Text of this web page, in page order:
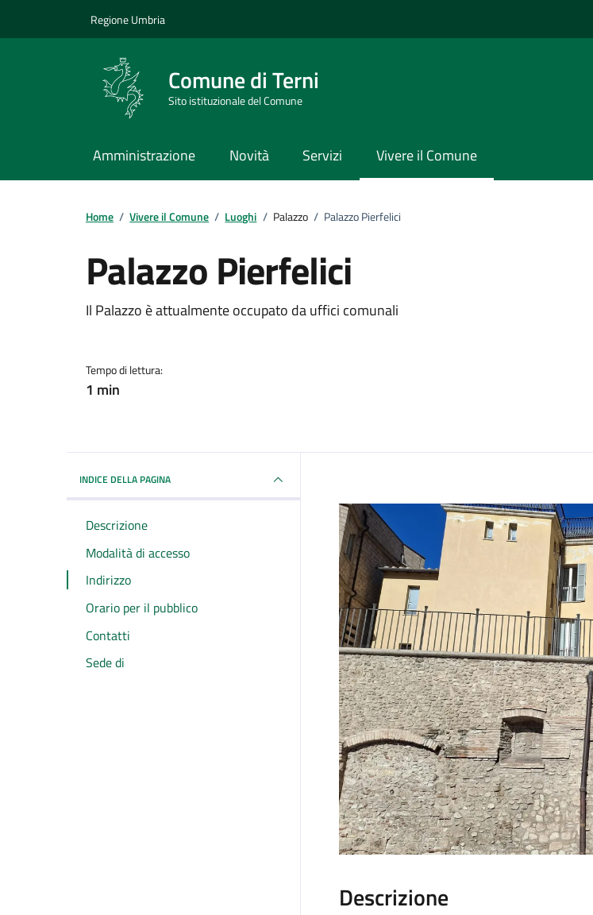
Regione Umbria
Comune di Terni
Sito istituzionale del Comune
Amministrazione Novità Servizi Vivere il Comune
Home / Vivere il Comune / Luoghi / Palazzo / Palazzo Pierfelici
Palazzo Pierfelici
Dettagli del Luogo
Il Palazzo è attualmente occupato da uffici comunali
Tempo di lettura:
1 min
INDICE DELLA PAGINA
Descrizione
Modalità di accesso
Indirizzo
Orario per il pubblico
Contatti
Sede di
Descrizione